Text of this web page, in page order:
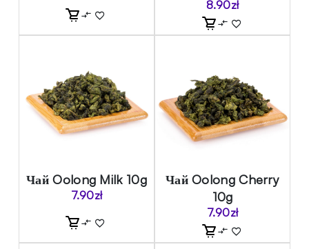
8.90zł
Чай Oolong Milk 10g
7.90zł
Чай Oolong Cherry
10g
7.90zł